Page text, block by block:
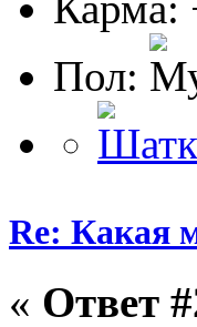
Пол:
Re: Какая
« Ответ